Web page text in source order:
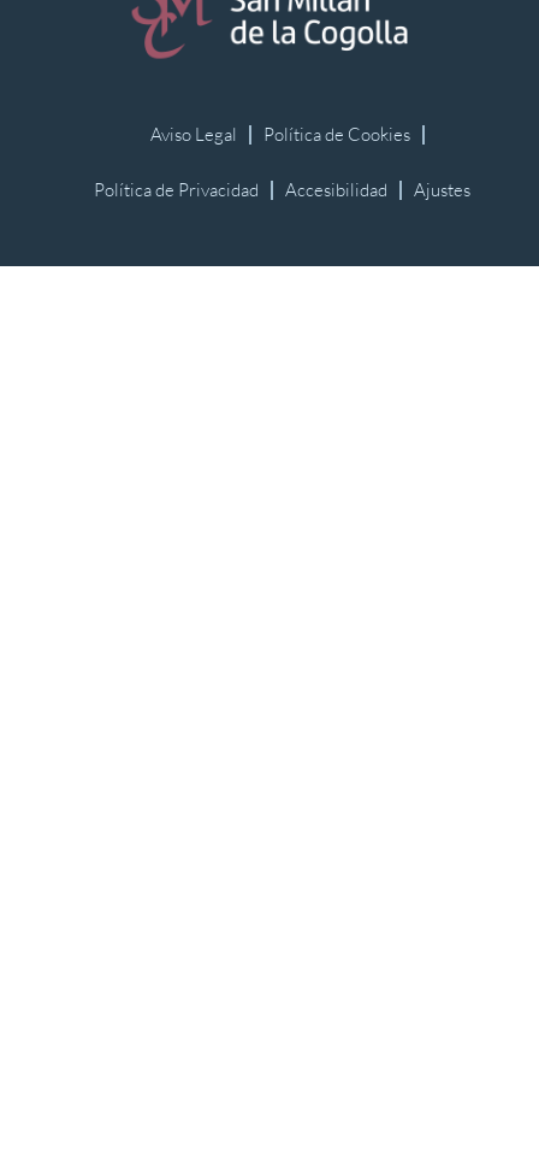
Aviso Legal Política de Cookies
Política de Privacidad Accesibilidad Ajustes